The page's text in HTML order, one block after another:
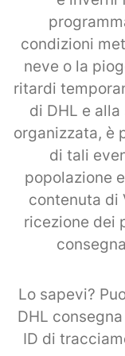
condizioni
neve o la
ritardi
di DHL e
organizzata, è
di tali
popolazione
contenuta di
ricezione dei
Lo sapevi?
DHL
ID di